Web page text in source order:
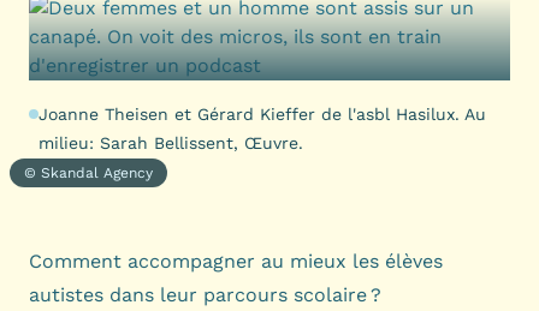
Joanne Theisen et Gérard Kieffer de l'asbl Hasilux. Au
milieu: Sarah Bellissent, Œuvre.
© Skandal Agency
Comment accompagner au mieux les élèves
autistes dans leur parcours scolaire ?